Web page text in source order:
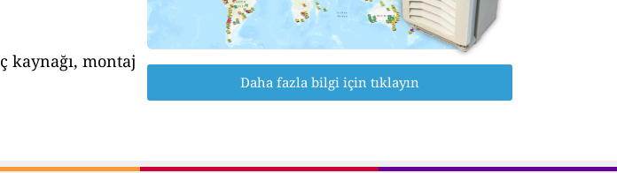
kaynağı, montaj
Daha fazla bilgi için tıklayın